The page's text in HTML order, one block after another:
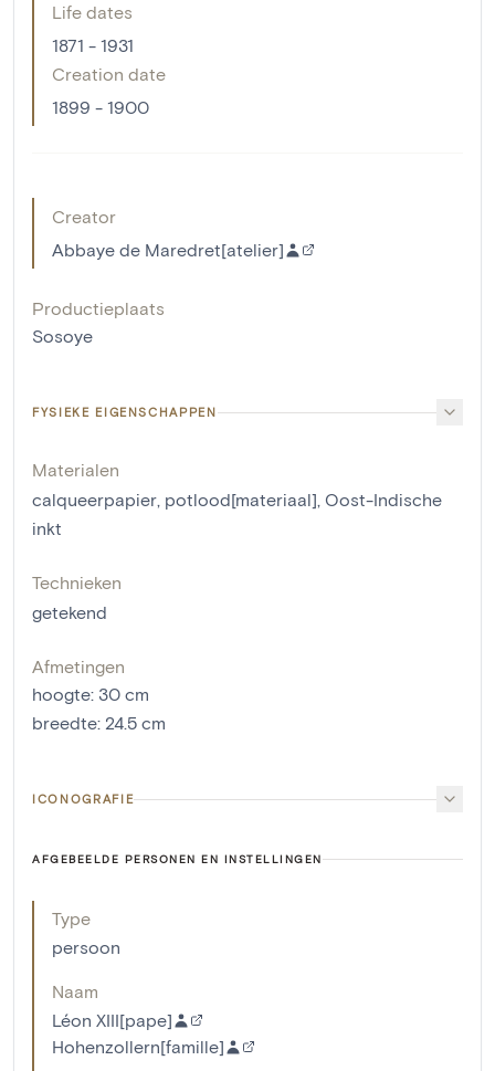
Life dates
1871 - 1931
Creation date
1899 - 1900
Creator
Abbaye de Maredret[atelier]
Productieplaats
Sosoye
FYSIEKE EIGENSCHAPPEN
Materialen
calqueerpapier, potlood[materiaal], Oost-Indische
inkt
Technieken
getekend
Afmetingen
hoogte: 30 cm
breedte: 24.5 cm
ICONOGRAFIE
AFGEBEELDE PERSONEN EN INSTELLINGEN
Type
persoon
Naam
Léon XIII[pape]
Hohenzollern[famille]